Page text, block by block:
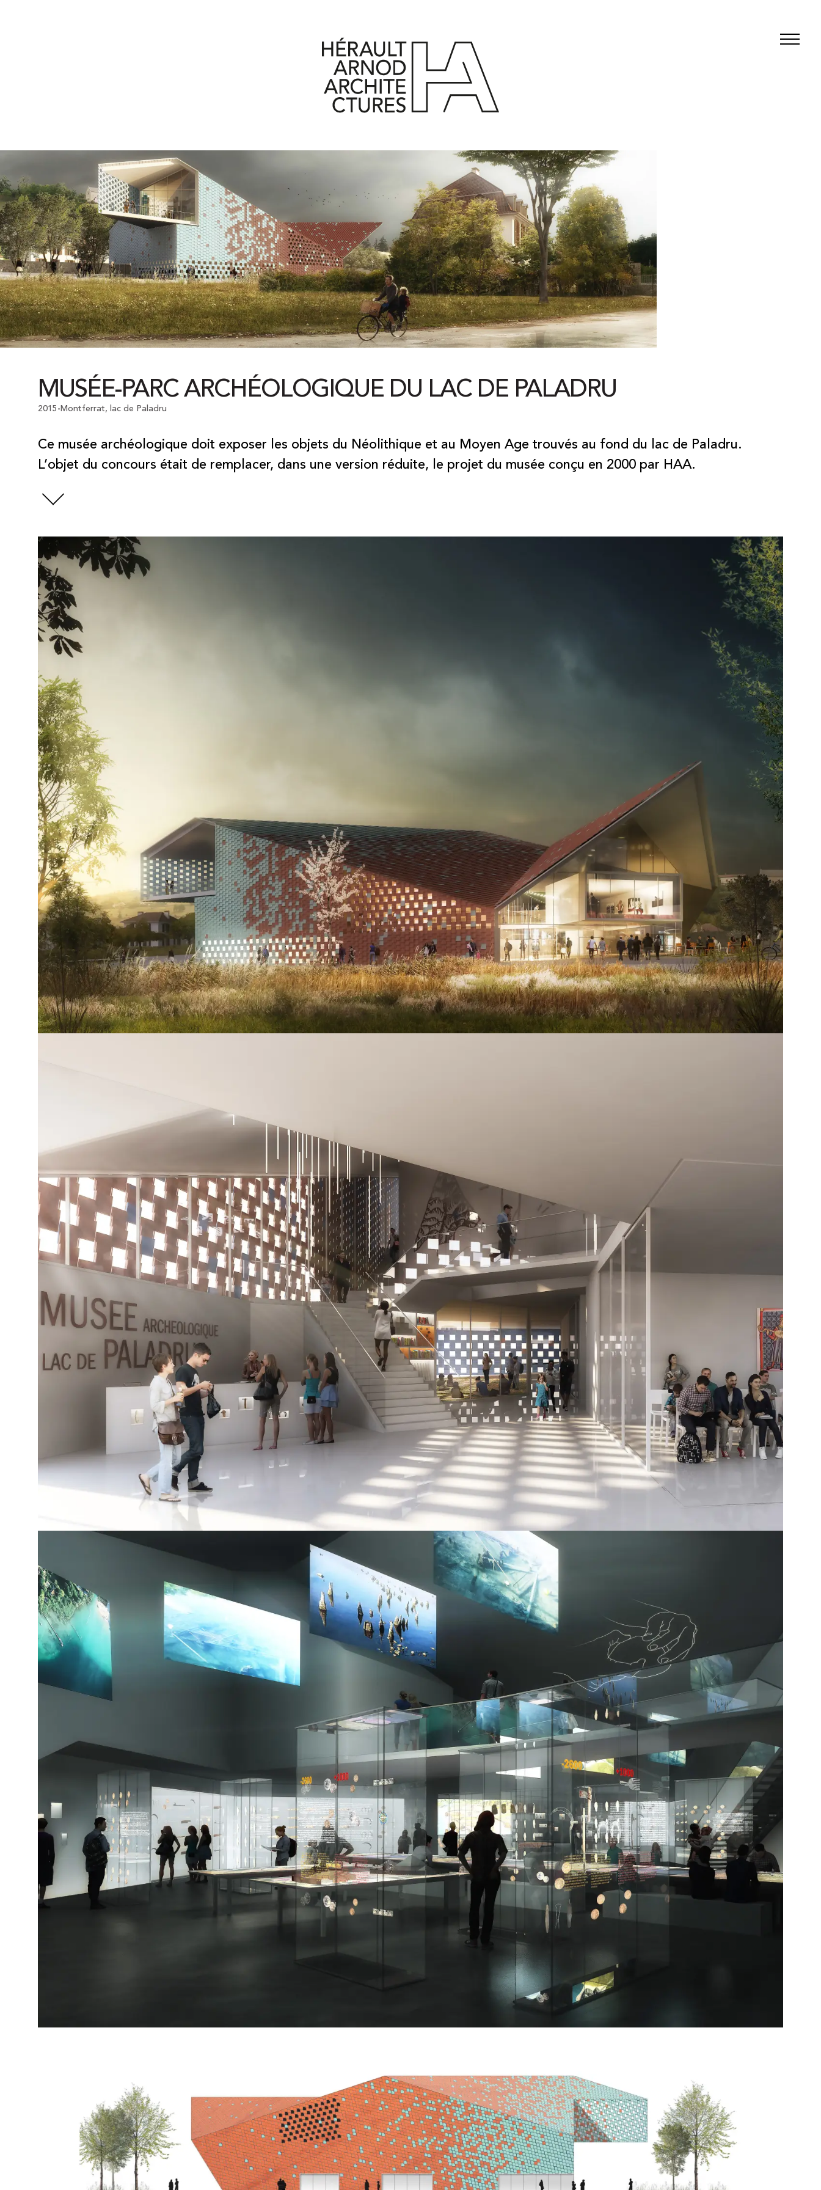
MUSÉE-PARC ARCHÉOLOGIQUE DU LAC DE PALADRU
2015 - Montferrat, lac de Paladru
Ce musée archéologique doit exposer les objets du Néolithique et au Moyen Age trouvés au fond du lac de Paladru.
L’objet du concours était de remplacer, dans une version réduite, le projet du musée conçu en 2000 par HAA.